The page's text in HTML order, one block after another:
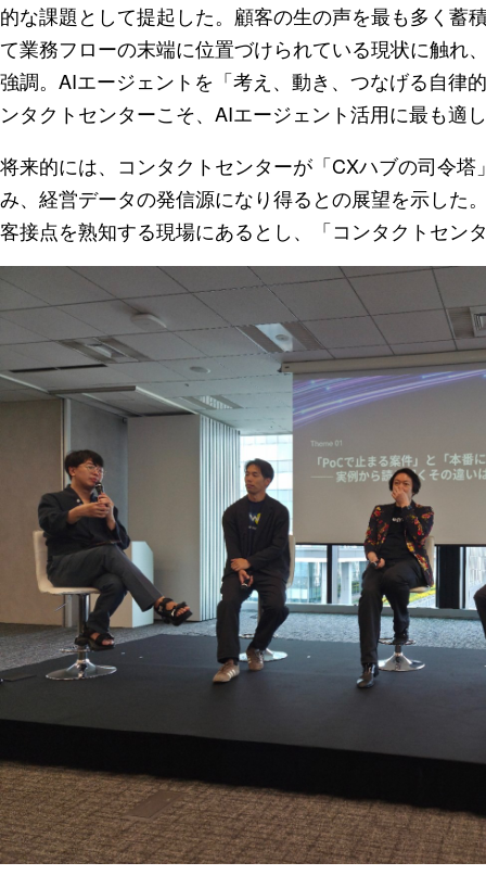
的な課題として提起した。顧客の生の声を最も多く蓄
て業務フローの末端に位置づけられている現状に触れ
強調。AIエージェントを「考え、動き、つなげる自律
ンタクトセンターこそ、AIエージェント活用に最も適
将来的には、コンタクトセンターが「CXハブの司令
み、経営データの発信源になり得るとの展望を示した
客接点を熟知する現場にあるとし、「コンタクトセン